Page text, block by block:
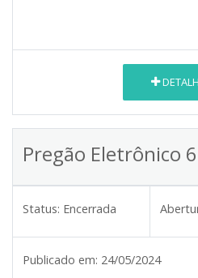
Pregão Eletrônico
Status: Encerrada
Publicado em: 24/05/2024